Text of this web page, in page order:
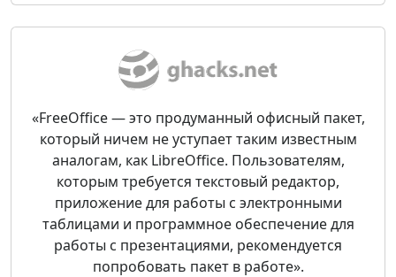
«FreeOffice — это продуманный офисный пакет,
который ничем не уступает таким известным
аналогам, как LibreOffice. Пользователям,
которым требуется текстовый редактор,
приложение для работы с электронными
таблицами и программное обеспечение для
работы с презентациями, рекомендуется
попробовать пакет в работе».